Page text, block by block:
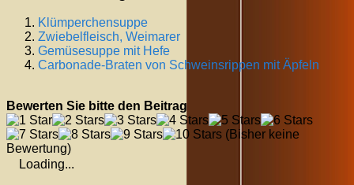
Klümperchensuppe
Zwiebelfleisch, Weimarer
Gemüsesuppe mit Hefe
Carbonade-Braten von Schweinsrippen mit Äpfeln
Bewerten Sie bitte den Beitrag
(Bisher keine
Bewertung)
Loading...